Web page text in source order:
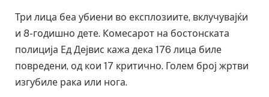
Три лица беа убиени во експлозиите, вклучувајќи
и 8-годишно дете. Комесарот на бостонската
полиција Ед Дејвис кажа дека 176 лица биле
повредени, од кои 17 критично. Голем број жртви
изгубиле рака или нога.